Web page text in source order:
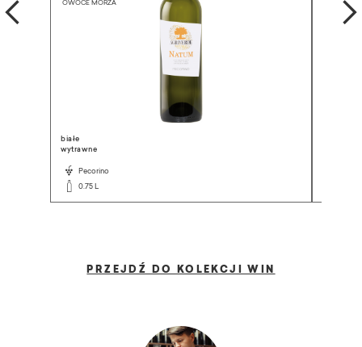
białe
wytrawne
Pecorino
0.75 L
PRZEJDŹ DO KOLEKCJI WIN